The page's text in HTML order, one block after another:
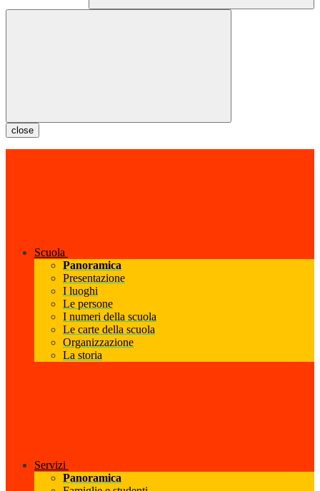
close
Scuola
Panoramica
Presentazione
I luoghi
Le persone
I numeri della scuola
Le carte della scuola
Organizzazione
La storia
Servizi
Panoramica